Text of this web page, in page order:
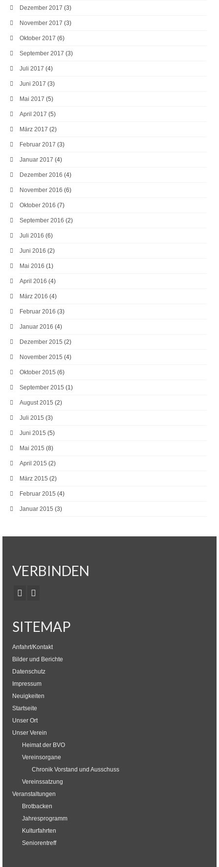
Dezember 2017 (3)
November 2017 (3)
Oktober 2017 (6)
September 2017 (3)
Juli 2017 (4)
Juni 2017 (3)
Mai 2017 (5)
April 2017 (5)
März 2017 (2)
Februar 2017 (3)
Januar 2017 (4)
Dezember 2016 (4)
November 2016 (6)
Oktober 2016 (7)
September 2016 (2)
Juli 2016 (6)
Juni 2016 (2)
Mai 2016 (1)
April 2016 (4)
März 2016 (4)
Februar 2016 (3)
Januar 2016 (4)
Dezember 2015 (2)
November 2015 (4)
Oktober 2015 (6)
September 2015 (1)
August 2015 (2)
Juli 2015 (3)
Juni 2015 (5)
Mai 2015 (8)
April 2015 (2)
März 2015 (2)
Februar 2015 (4)
Januar 2015 (3)
VERBINDEN
SITEMAP
Anfahrt/Kontakt
Bilder und Berichte
Datenschutz
Impressum
Neuigkeiten
Startseite
Unser Ort
Unser Verein
Heimat der BVO
Vereinsorgane
Chronik Vorstand und Ausschuss
Vereinssatzung
Veranstaltungen
Brotbacken
Jahresprogramm
Kulturfahrten
Seniorentreff